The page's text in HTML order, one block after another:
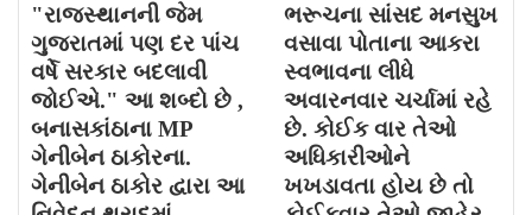
"રાજસ્થાનની જેમ
ગુજરાતમાં પણ દર પાંચ
વર્ષે સરકાર બદલાવી
જોઈએ." આ શબ્દો છે ,
બનાસકાંઠાના MP
ગેનીબેન ઠાકોરના.
ગેનીબેન ઠાકોર દ્વારા આ
ભરૂચના સાંસદ મનસુખ
વસાવા પોતાના આકરા
સ્વભાવના લીધે
અવારનવાર ચર્ચામાં રહે
છે. કોઈક વાર તેઓ
અધિકારીઓને
ખખડાવતા હોય છે તો